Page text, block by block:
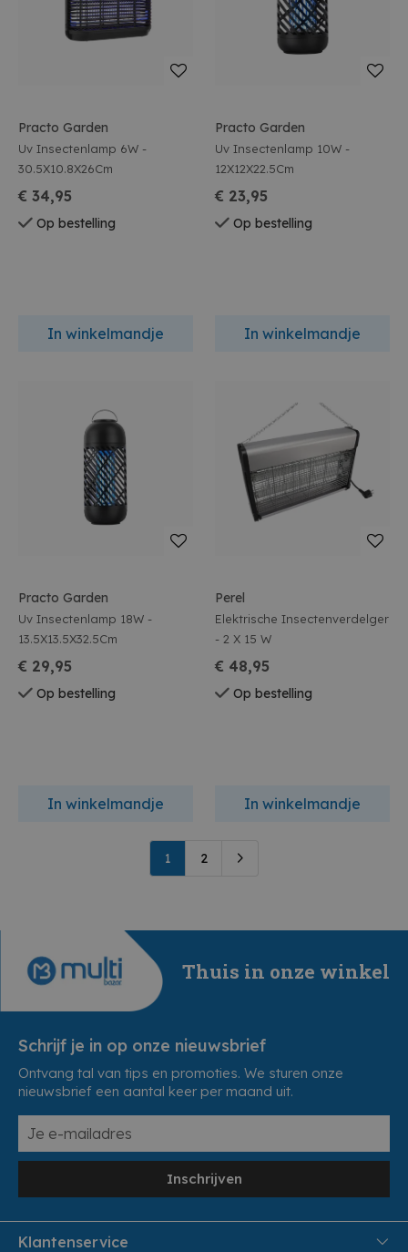
Practo Garden
Uv Insectenlamp 6W -
30.5X10.8X26Cm
€ 34,95
Op bestelling
In winkelmandje
Practo Garden
Uv Insectenlamp 10W -
12X12X22.5Cm
€ 23,95
Op bestelling
In winkelmandje
Practo Garden
Uv Insectenlamp 18W -
13.5X13.5X32.5Cm
€ 29,95
Op bestelling
In winkelmandje
Perel
Elektrische Insectenverdelger
- 2 X 15 W
€ 48,95
Op bestelling
In winkelmandje
1 2
Thuis in onze winkel
Schrijf je in op onze nieuwsbrief
Ontvang tal van tips en promoties. We sturen onze
nieuwsbrief een aantal keer per maand uit.
Inschrijven
Klantenservice